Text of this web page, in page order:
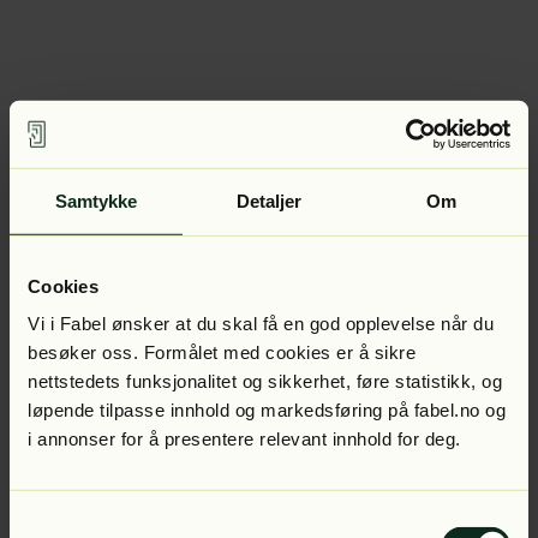
Samtykke Detaljer Om
Cookies
Vi i Fabel ønsker at du skal få en god opplevelse når du
besøker oss. Formålet med cookies er å sikre
nettstedets funksjonalitet og sikkerhet, føre statistikk, og
løpende tilpasse innhold og markedsføring på fabel.no og
i annonser for å presentere relevant innhold for deg.